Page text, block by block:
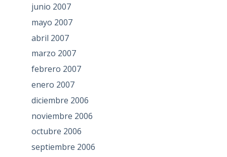
junio 2007
mayo 2007
abril 2007
marzo 2007
febrero 2007
enero 2007
diciembre 2006
noviembre 2006
octubre 2006
septiembre 2006